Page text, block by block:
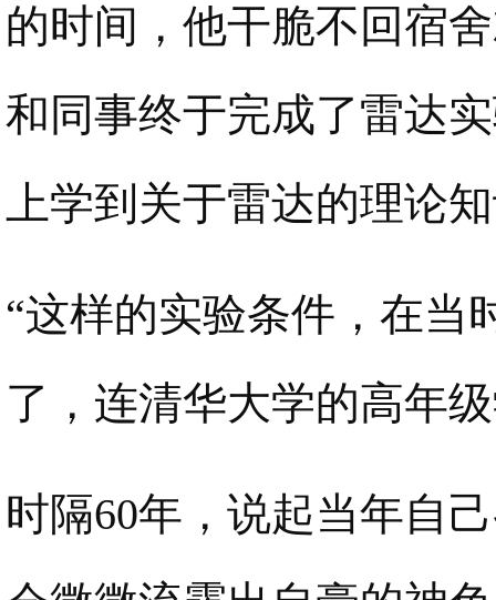
的时间，他干脆不回宿
和同事终于完成了雷达
上学到关于雷达的理论
“这样的实验条件，在当
了，连清华大学的高年
时隔60年，说起当年自